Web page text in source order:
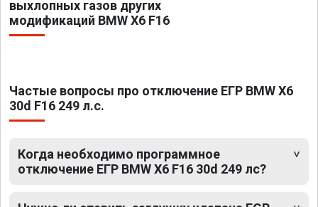
выхлопных газов других
модификаций BMW X6 F16
Частые вопросы про отключение ЕГР BMW X6
30d F16 249 л.с.
Когда необходимо программное
отключение ЕГР BMW X6 F16 30d 249 лс?